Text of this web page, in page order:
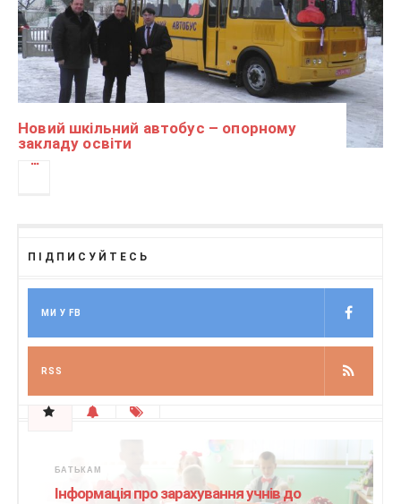
Новий шкільний автобус – опорному
закладу освіти
ПІДПИСУЙТЕСЬ
МИ У FB
RSS
БАТЬКАМ
Інформація про зарахування учнів до